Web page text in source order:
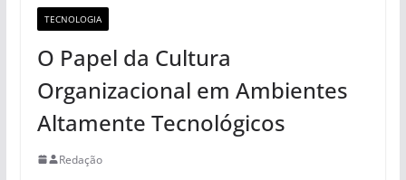
TECNOLOGIA
O Papel da Cultura
Organizacional em Ambientes
Altamente Tecnológicos
Redação